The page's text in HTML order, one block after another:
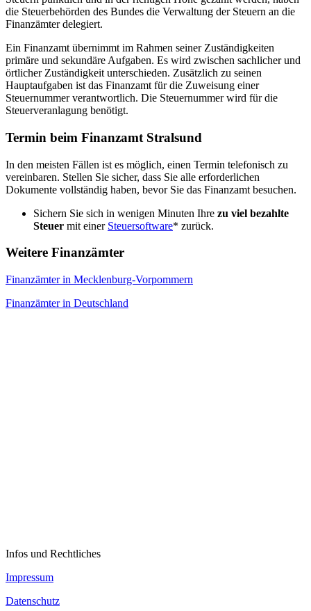
die Steuerbehörden des Bundes die Verwaltung der Steuern an die
Finanzämter delegiert.
Ein Finanzamt übernimmt im Rahmen seiner Zuständigkeiten
primäre und sekundäre Aufgaben. Es wird zwischen sachlicher und
örtlicher Zuständigkeit unterschieden. Zusätzlich zu seinen
Hauptaufgaben ist das Finanzamt für die Zuweisung einer
Steuernummer verantwortlich. Die Steuernummer wird für die
Steuerveranlagung benötigt.
Termin beim Finanzamt Stralsund
In den meisten Fällen ist es möglich, einen Termin telefonisch zu
vereinbaren. Stellen Sie sicher, dass Sie alle erforderlichen
Dokumente vollständig haben, bevor Sie das Finanzamt besuchen.
Sichern Sie sich in wenigen Minuten Ihre zu viel bezahlte
Steuer mit einer Steuersoftware* zurück.
Weitere Finanzämter
Finanzämter in Mecklenburg-Vorpommern
Finanzämter in Deutschland
Infos und Rechtliches
Impressum
Datenschutz